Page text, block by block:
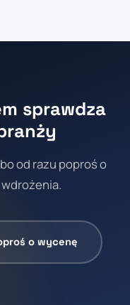
sprawdza
od razu poproś o
o wycenę